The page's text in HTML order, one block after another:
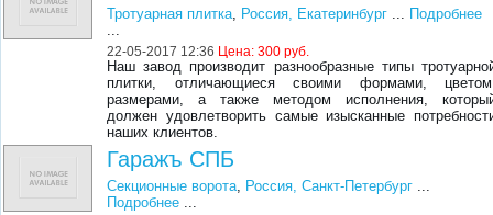
Тротуарная плитка, Россия, Екатеринбург ... Подробнее
...
22-05-2017 12:36 Цена:300 руб.
Наш завод производит разнообразные типы
плитки, отличающиеся своими формами,
размерами, а также методом исполнения,
должен удовлетворить самые изысканные
наших клиентов.
Гаражъ СПБ
Секционные ворота, Россия, Санкт-Петербург ...
Подробнее ...